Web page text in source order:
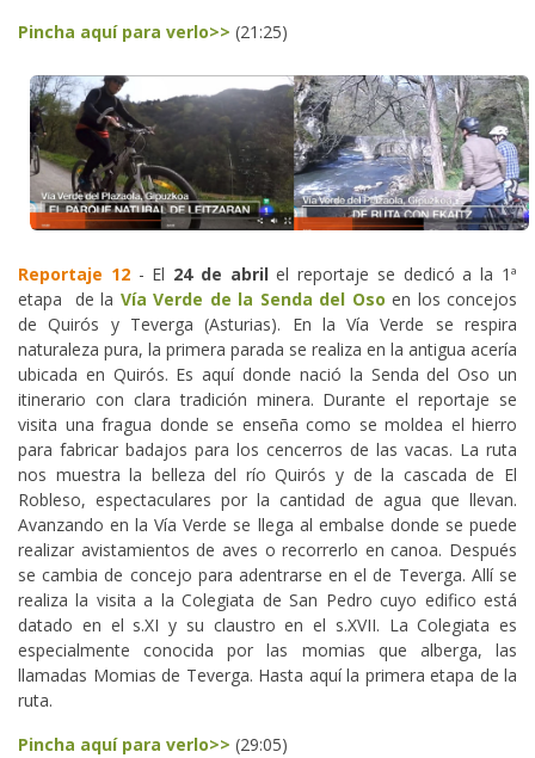
Pincha aquí para verlo>> (21:25)
Reportaje 12- El 24 de abrilel reportaje se dedicó a la 1ª
etapa de la Vía Verde de la Senda del Oso en los concejos
de Quirós y Teverga (Asturias). En la Vía Verde se respira
naturaleza pura, la primera parada se realiza en la antigua acería
ubicada en Quirós. Es aquí donde nació la Senda del Oso un
itinerario con clara tradición minera. Durante el reportaje se
visita una fragua donde se enseña como se moldea el hierro
para fabricar badajos para los cencerros de las vacas. La ruta
nos muestra la belleza del río Quirós y de la cascada de El
Robleso, espectaculares por la cantidad de agua que llevan.
Avanzando en la Vía Verde se llega al embalse donde se puede
realizar avistamientos de aves o recorrerlo en canoa. Después
se cambia de concejo para adentrarse en el de Teverga. Allí se
realiza la visita a la Colegiata de San Pedro cuyo edifico está
datado en el s.XI y su claustro en el s.XVII. La Colegiata es
especialmente conocida por las momias que alberga, las
llamadas Momias de Teverga. Hasta aquí la primera etapa de la
ruta.
Pincha aquí para verlo>> (29:05)